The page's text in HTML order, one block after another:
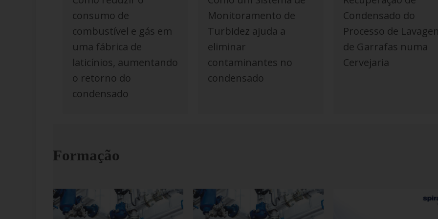
consumo de
combustível e gás em
uma fábrica de
laticínios, aumentando
o retorno do
condensado
Monitoramento de
Turbidez ajuda a
eliminar
contaminantes no
condensado
Condensado do
Processo de
de Garrafas numa
Cervejaria
Formação